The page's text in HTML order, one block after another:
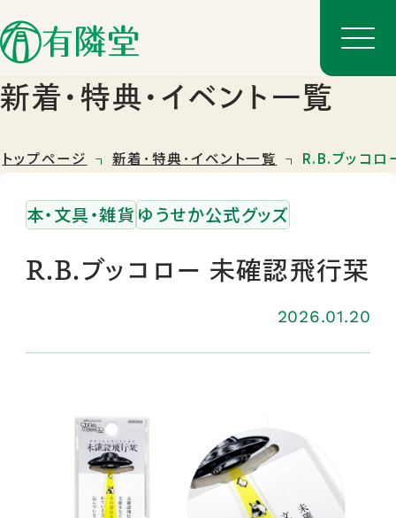
店舗のご案内
新着･特典･イベント一覧
トップページ 新着･特典･イベント一覧 R.B.ブッコ
本・文具・雑貨 ゆうせか公式グッズ
R.B.ブッコロー 未確認飛行栞
2026.01.20